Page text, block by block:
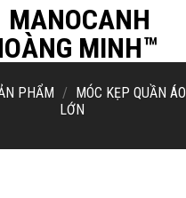
PHẨM / MÓC KẸP QUẦN ÁO
LỚN